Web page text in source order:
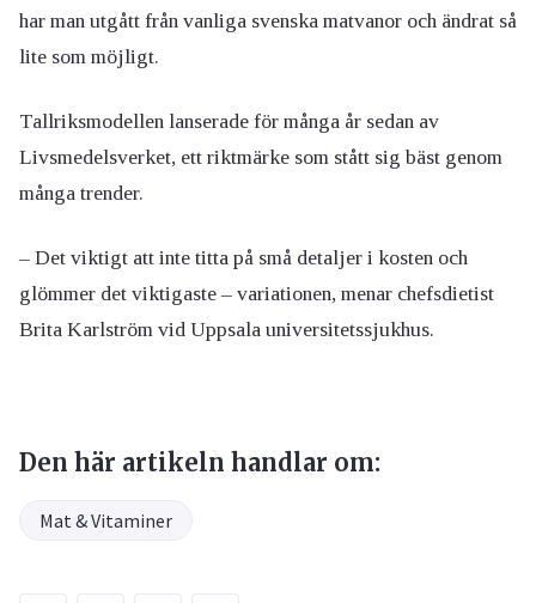
har man utgått från vanliga svenska matvanor och ändrat så
lite som möjligt.
Tallriksmodellen lanserade för många år sedan av
Livsmedelsverket, ett riktmärke som stått sig bäst genom
många trender.
– Det viktigt att inte titta på små detaljer i kosten och
glömmer det viktigaste – variationen, menar chefsdietist
Brita Karlström vid Uppsala universitetssjukhus.
Den här artikeln handlar om:
Mat & Vitaminer